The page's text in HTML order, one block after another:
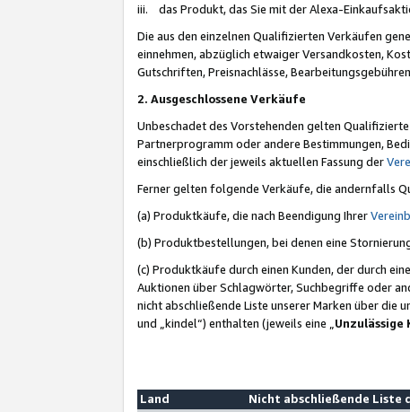
iii. das Produkt, das Sie mit der Alexa-
Die aus den einzelnen Qualifizierten Verkäufen
einnehmen, abzüglich etwaiger Versandkosten,
Gutschriften, Preisnachlässe,
2. Ausgeschlossene Verkäufe
Unbeschadet des Vorstehenden gelten
Partnerprogramm oder andere Bestimmungen,
einschließlich der jeweils aktuellen Fassung der
Ferner gelten folgende Verkäufe, die andernfalls
(a) Produktkäufe, die nach Beendigung Ihrer
(b) Produktbestellungen, bei denen eine
(c) Produktkäufe durch einen Kunden, der durch
Auktionen über Schlagwörter, Suchbegriffe oder
nicht abschließende Liste unserer Marken über die
und „kindel“) enthalten (jeweils eine „
Land
Nicht abschließende Liste